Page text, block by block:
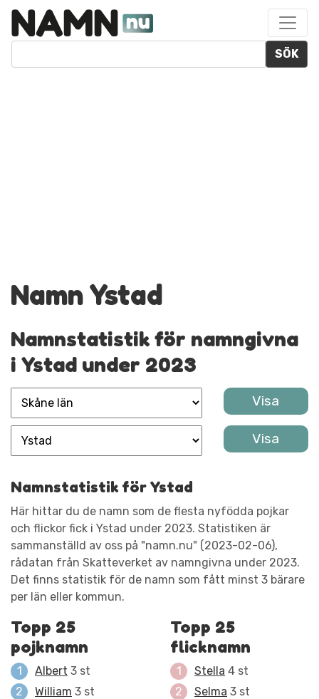
SÖK
Namn Ystad
Namnstatistik för namngivna
i Ystad under 2023
Namnstatistik för Ystad
Här hittar du de namn som de flesta nyfödda pojkar
och flickor fick i Ystad under 2023. Statistiken är
sammanställd av oss på "namn.nu" (2023-02-06),
rådatan från Skatteverket av namngivna under 2023.
Det finns statistik för de namn som fått minst 3 bärare
per län eller kommun.
Topp 25
pojknamn
Albert 3 st
William 3 st
Topp 25
flicknamn
Stella 4 st
Selma 3 st